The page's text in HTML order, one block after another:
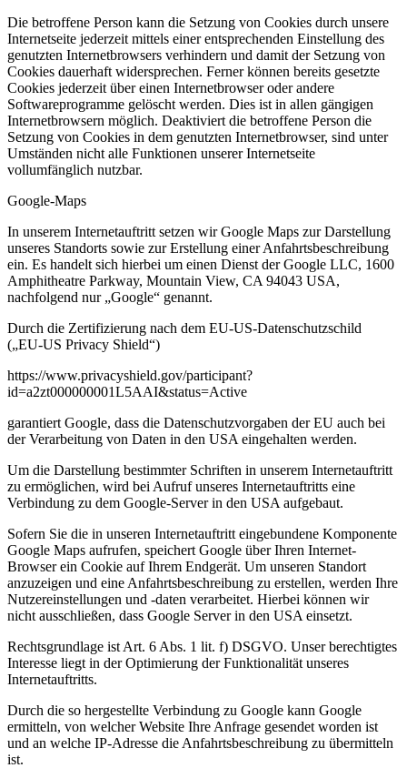
Die betroffene Person kann die Setzung von Cookies durch unsere
Internetseite jederzeit mittels einer entsprechenden Einstellung des
genutzten Internetbrowsers verhindern und damit der Setzung von
Cookies dauerhaft widersprechen. Ferner können bereits gesetzte
Cookies jederzeit über einen Internetbrowser oder andere
Softwareprogramme gelöscht werden. Dies ist in allen gängigen
Internetbrowsern möglich. Deaktiviert die betroffene Person die
Setzung von Cookies in dem genutzten Internetbrowser, sind unter
Umständen nicht alle Funktionen unserer Internetseite
vollumfänglich nutzbar.
Google-Maps
In unserem Internetauftritt setzen wir Google Maps zur Darstellung
unseres Standorts sowie zur Erstellung einer Anfahrtsbeschreibung
ein. Es handelt sich hierbei um einen Dienst der Google LLC, 1600
Amphitheatre Parkway, Mountain View, CA 94043 USA,
nachfolgend nur „Google“ genannt.
Durch die Zertifizierung nach dem EU-US-Datenschutzschild
(„EU-US Privacy Shield“)
https://www.privacyshield.gov/participant?
id=a2zt000000001L5AAI&status=Active
garantiert Google, dass die Datenschutzvorgaben der EU auch bei
der Verarbeitung von Daten in den USA eingehalten werden.
Um die Darstellung bestimmter Schriften in unserem Internetauftritt
zu ermöglichen, wird bei Aufruf unseres Internetauftritts eine
Verbindung zu dem Google-Server in den USA aufgebaut.
Sofern Sie die in unseren Internetauftritt eingebundene Komponente
Google Maps aufrufen, speichert Google über Ihren Internet-
Browser ein Cookie auf Ihrem Endgerät. Um unseren Standort
anzuzeigen und eine Anfahrtsbeschreibung zu erstellen, werden Ihre
Nutzereinstellungen und -daten verarbeitet. Hierbei können wir
nicht ausschließen, dass Google Server in den USA einsetzt.
Rechtsgrundlage ist Art. 6 Abs. 1 lit. f) DSGVO. Unser berechtigtes
Interesse liegt in der Optimierung der Funktionalität unseres
Internetauftritts.
Durch die so hergestellte Verbindung zu Google kann Google
ermitteln, von welcher Website Ihre Anfrage gesendet worden ist
und an welche IP-Adresse die Anfahrtsbeschreibung zu übermitteln
ist.